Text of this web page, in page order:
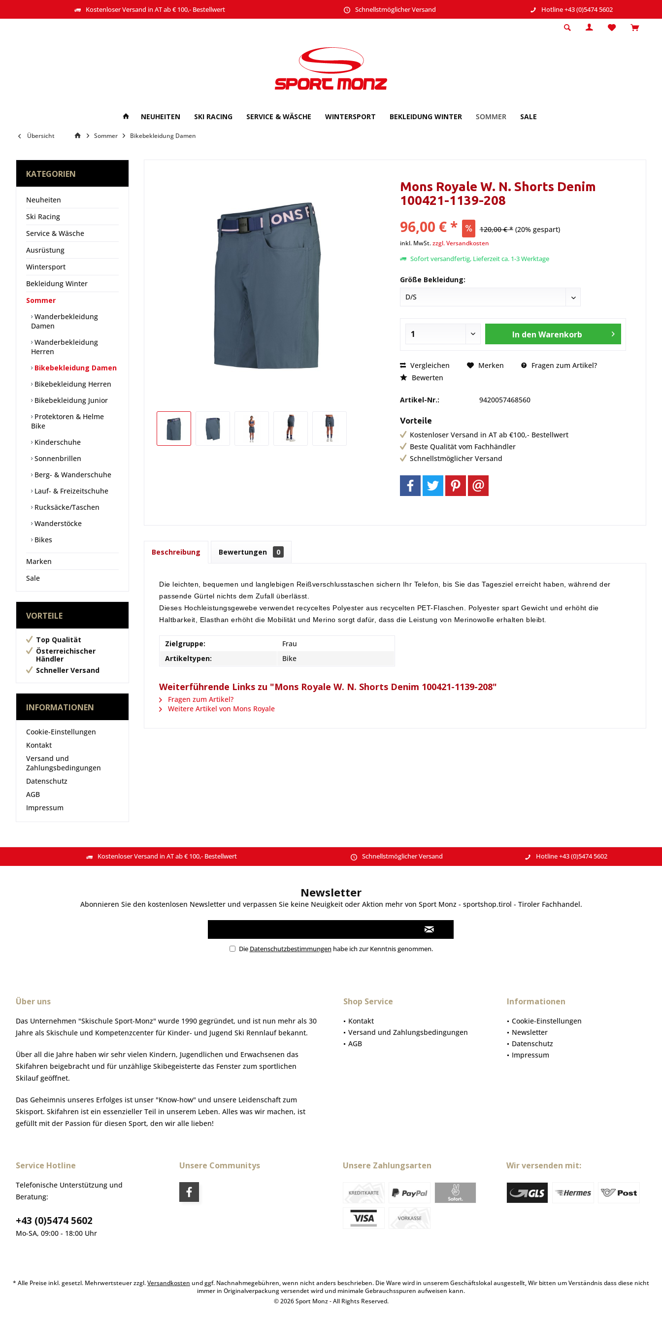
Kostenloser Versand in AT ab € 100,- Bestellwert Schnellstmöglicher Versand Hotline +43 (0)5474 5602
NEUHEITEN SKI RACING SERVICE & WÄSCHE WINTERSPORT BEKLEIDUNG WINTER SOMMER SALE
Übersicht Sommer Bikebekleidung Damen
KATEGORIEN
Neuheiten
Ski Racing
Service & Wäsche
Ausrüstung
Wintersport
Bekleidung Winter
Sommer
Wanderbekleidung
Damen
Wanderbekleidung
Herren
Bikebekleidung Damen
Bikebekleidung Herren
Bikebekleidung Junior
Protektoren & Helme
Bike
Kinderschuhe
Sonnenbrillen
Berg- & Wanderschuhe
Lauf- & Freizeitschuhe
Rucksäcke/Taschen
Wanderstöcke
Bikes
Marken
Sale
VORTEILE
Top Qualität
Österreichischer
Händler
Schneller Versand
INFORMATIONEN
Cookie-Einstellungen
Kontakt
Versand und
Zahlungsbedingungen
Datenschutz
AGB
Impressum
Mons Royale W. N. Shorts Denim
100421-1139-208
96,00 € * 120,00 € * (20% gespart)
inkl. MwSt.zzgl. Versandkosten
Sofort versandfertig, Lieferzeit ca. 1-3 Werktage
Größe Bekleidung:
In den Warenkorb
Vergleichen Merken
Fragen zum Artikel?
Bewerten
Artikel-Nr.: 9420057468560
Vorteile
Kostenloser Versand in AT ab €100,- Bestellwert
Beste Qualität vom Fachhändler
Schnellstmöglicher Versand
Beschreibung Bewertungen 0
Die leichten, bequemen und langlebigen Reißverschlusstaschen sichern Ihr Telefon, bis Sie das Tagesziel erreicht haben, während der
passende Gürtel nichts dem Zufall überlässt.
Dieses Hochleistungsgewebe verwendet recyceltes Polyester aus recycelten PET-Flaschen. Polyester spart Gewicht und erhöht die
Haltbarkeit, Elasthan erhöht die Mobilität und Merino sorgt dafür, dass die Leistung von Merinowolle erhalten bleibt.
Zielgruppe:
Frau
Artikeltypen:
Bike
Weiterführende Links zu "Mons Royale W. N. Shorts Denim 100421-1139-208"
Fragen zum Artikel?
Weitere Artikel von Mons Royale
Kostenloser Versand in AT ab € 100,- Bestellwert Schnellstmöglicher Versand Hotline +43 (0)5474 5602
Newsletter
Abonnieren Sie den kostenlosen Newsletter und verpassen Sie keine Neuigkeit oder Aktion mehr von Sport Monz - sportshop.tirol - Tiroler Fachhandel.
Die Datenschutzbestimmungen habe ich zur Kenntnis genommen.
Über uns
Das Unternehmen "Skischule Sport-Monz" wurde 1990 gegründet, und ist nun mehr als 30
Jahre als Skischule und Kompetenzcenter für Kinder- und Jugend Ski Rennlauf bekannt.
Über all die Jahre haben wir sehr vielen Kindern, Jugendlichen und Erwachsenen das
Skifahren beigebracht und für unzählige Skibegeisterte das Fenster zum sportlichen
Skilauf geöffnet.
Das Geheimnis unseres Erfolges ist unser "Know-how" und unsere Leidenschaft zum
Skisport. Skifahren ist ein essenzieller Teil in unserem Leben. Alles was wir machen, ist
gefüllt mit der Passion für diesen Sport, den wir alle lieben!
Shop Service
Kontakt
Versand und Zahlungsbedingungen
AGB
Informationen
Cookie-Einstellungen
Newsletter
Datenschutz
Impressum
Service Hotline
Telefonische Unterstützung und
Beratung:
+43 (0)5474 5602
Mo-SA, 09:00 - 18:00 Uhr
Unsere Communitys Unsere Zahlungsarten Wir versenden mit:
* Alle Preise inkl. gesetzl. Mehrwertsteuer zzgl.Versandkosten und ggf. Nachnahmegebühren, wenn nicht anders beschrieben. Die Ware wird in unserem Geschäftslokal ausgestellt, Wir bitten um Verständnis dass diese nicht
immer in Originalverpackung versendet wird und minimale Gebrauchsspuren aufweisen kann.
© 2026 Sport Monz - All Rights Reserved.